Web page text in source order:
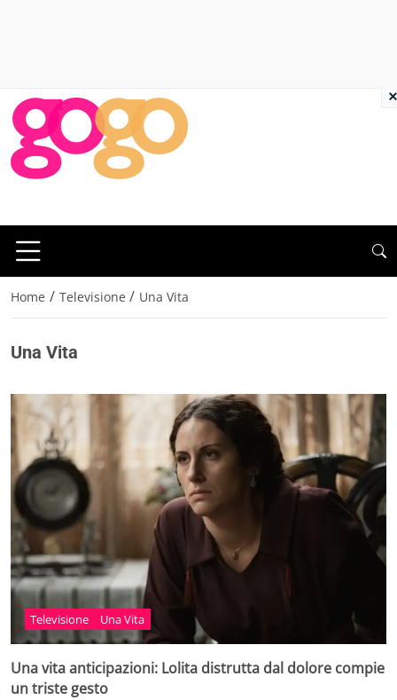
Home / Televisione / Una Vita
Una Vita
Televisione Una Vita
Una vita anticipazioni: Lolita distrutta dal dolore compie
un triste gesto
×